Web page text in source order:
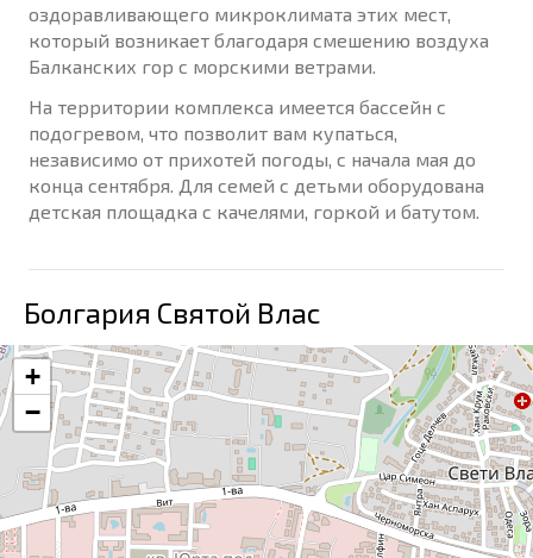
оздоравливающего микроклимата этих мест,
который возникает благодаря смешению воздуха
Балканских гор с морскими ветрами.
На территории комплекса имеется бассейн с
подогревом, что позволит вам купаться,
независимо от прихотей погоды, с начала мая до
конца сентября. Для семей с детьми оборудована
детская площадка с качелями, горкой и батутом.
Болгария Святой Влас
+
−